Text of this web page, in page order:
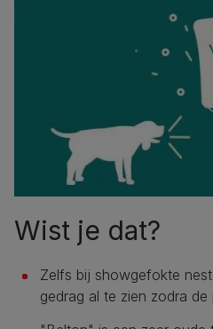
Wist je dat?
Zelfs bij showgefokte
gedrag al te zien zodra